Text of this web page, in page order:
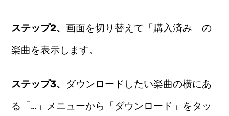
ステップ2、 画面を切り替えて「購入済み」の
楽曲を表示します。
ステップ3、 ダウンロードしたい楽曲の横にあ
る「…」メニューから「ダウンロード」をタッ